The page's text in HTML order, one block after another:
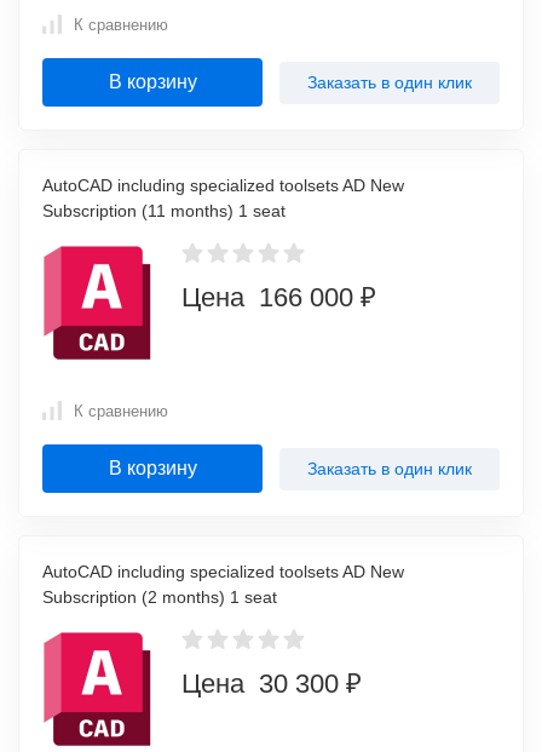
К сравнению
В корзину Заказать в один клик
AutoCAD including specialized toolsets AD New
Subscription (11 months) 1 seat
Цена 166 000 ₽
К сравнению
В корзину Заказать в один клик
AutoCAD including specialized toolsets AD New
Subscription (2 months) 1 seat
Цена 30 300 ₽